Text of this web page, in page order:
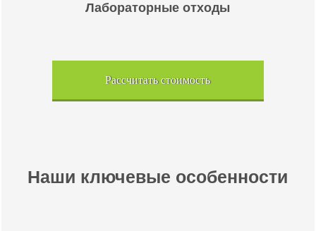
Лабораторные отходы
Рассчитать стоимость
Наши ключевые особенности